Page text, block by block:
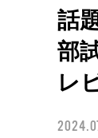
話
部
レ